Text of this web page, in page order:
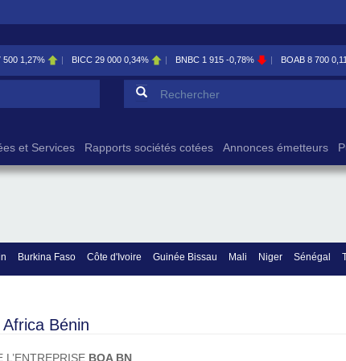
1,27% BICC 29 000 0,34% BNBC 1 915 -0,78% BOAB 8 700
Formulaire de
et Services Rapports sociétés cotées Annonces émetteurs
Burkina Faso Côte d'Ivoire Guinée Bissau Mali Niger Sénégal
Bénin
L’ENTREPRISE BOA BN